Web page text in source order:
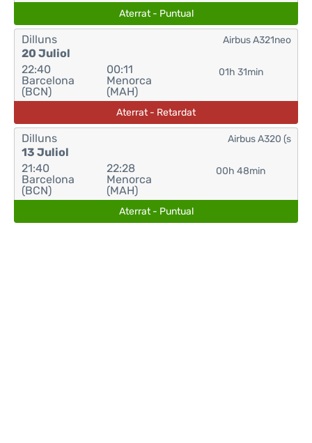
Aterrat - Puntual
Dilluns
20 Juliol
22:40
Barcelona
(BCN)
00:11
Menorca
(MAH)
01h 31min
Airbus A321neo
Aterrat - Retardat
Dilluns
13 Juliol
21:40
Barcelona
(BCN)
22:28
Menorca
(MAH)
00h 48min
Airbus A320 (s
Aterrat - Puntual